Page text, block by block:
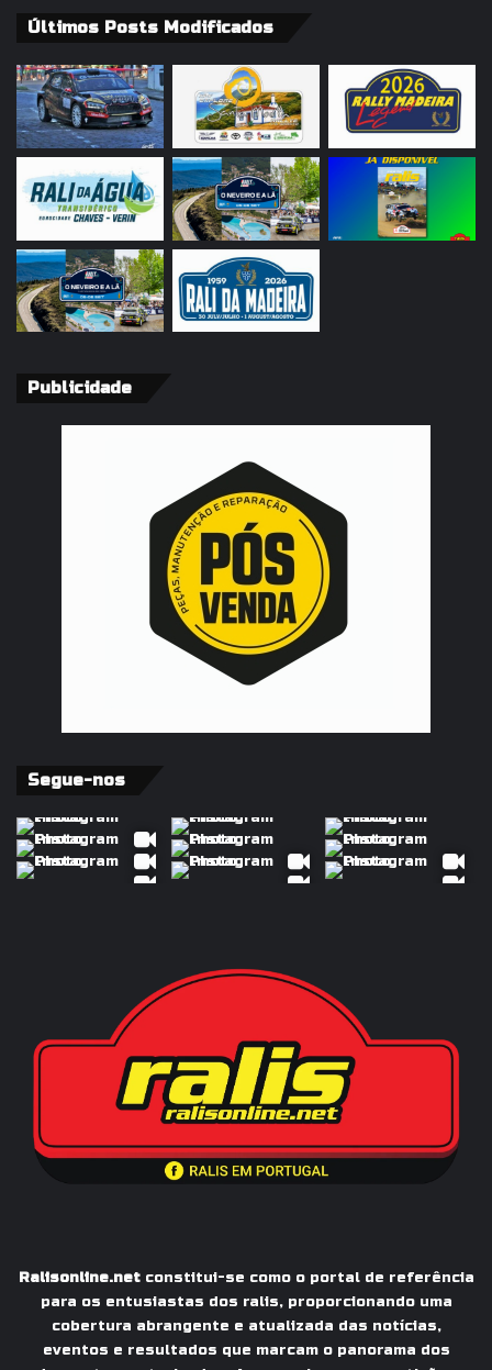
Últimos Posts Modificados
Publicidade
Segue-nos
Ralisonline.netconstitui-se como o portal de referência
para os entusiastas dos ralis, proporcionando uma
cobertura abrangente e atualizada das notícias,
eventos e resultados que marcam o panorama dos